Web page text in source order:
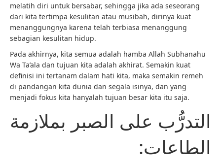
melatih diri untuk bersabar, sehingga jika ada seseorang
dari kita tertimpa kesulitan atau musibah, dirinya kuat
menanggungnya karena telah terbiasa menanggung
sebagian kesulitan hidup.
Pada akhirnya, kita semua adalah hamba Allah Subhanahu
Wa Ta’ala dan tujuan kita adalah akhirat. Semakin kuat
definisi ini tertanam dalam hati kita, maka semakin remeh
di pandangan kita dunia dan segala isinya, dan yang
menjadi fokus kita hanyalah tujuan besar kita itu saja.
التدرُّب على الصبر بملازمة
الطاعات: